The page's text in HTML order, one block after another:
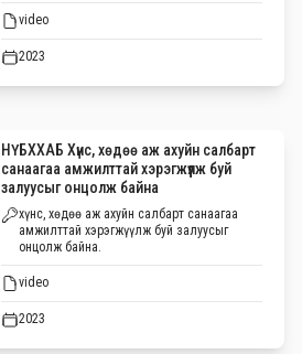
video
2023
НҮБХХАБ Хүнс, хөдөө аж ахуйн салбарт
санаагаа амжилттай хэрэгжүүлж буй
залуусыг онцолж байна
хүнс, хөдөө аж ахуйн салбарт санаагаа
амжилттай хэрэгжүүлж буй залуусыг
онцолж байна.
video
2023